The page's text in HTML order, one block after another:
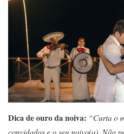
Dica de ouro da noiva: “Curta o
convidados e o seu noivo(a). Não